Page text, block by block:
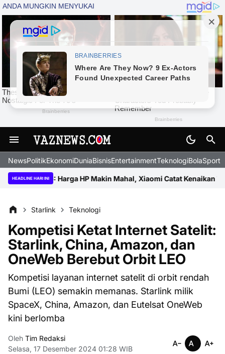
NewsPolitikEkonomiDuniaBisnisEntertainmentTeknologiBolaSport
HEADLINE HARI INI
2026: Harga HP Makin Mahal, Xiaomi Catat Kenaikan Tertinggi
Starlink Teknologi
Kompetisi Ketat Internet Satelit:
Starlink, China, Amazon, dan
OneWeb Berebut Orbit LEO
Kompetisi layanan internet satelit di orbit rendah
Bumi (LEO) semakin memanas. Starlink milik
SpaceX, China, Amazon, dan Eutelsat OneWeb
kini berlomba
Oleh Tim Redaksi
Selasa, 17 Desember 2024 01:28 WIB